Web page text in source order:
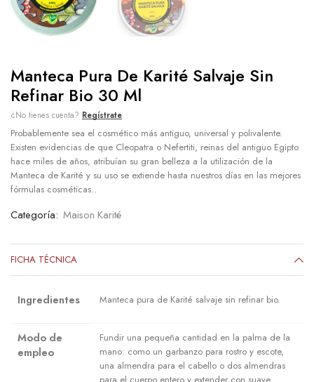
Manteca Pura De Karité Salvaje Sin
Refinar Bio 30 Ml
¿No tienes cuenta? Regístrate
Probablemente sea el cosmético más antiguo, universal y polivalente.
Existen evidencias de que Cleopatra o Nefertiti, reinas del antiguo Egipto
hace miles de años, atribuían su gran belleza a la utilización de la
Manteca de Karité y su uso se extiende hasta nuestros días en las mejores
fórmulas cosméticas..
Categoría: Maison Karité
FICHA TÉCNICA
Ingredientes Manteca pura de Karité salvaje sin refinar bio.
Modo de
empleo
Fundir una pequeña cantidad en la palma de la
mano: como un garbanzo para rostro y escote,
una almendra para el cabello o dos almendras
para el cuerpo entero y extender con suave